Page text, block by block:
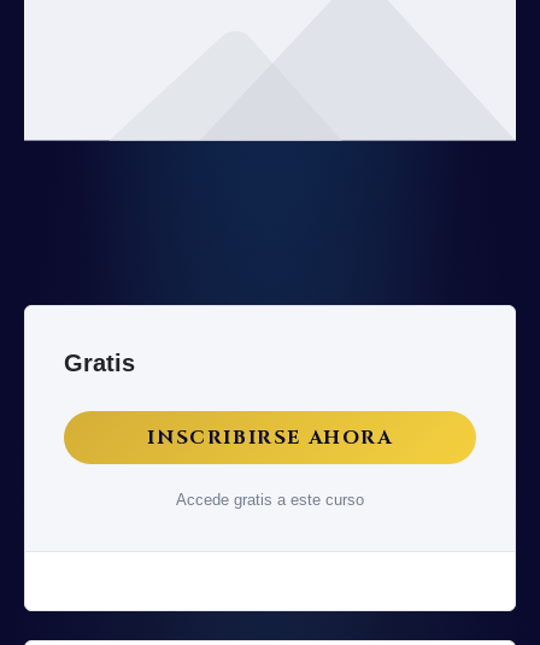
Gratis
INSCRIBIRSE AHORA
Accede gratis a este curso